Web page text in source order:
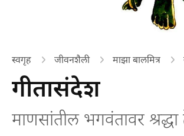
स्वगृह जीवनशैली माझा बालमित्र
गीतासंदेश
माणसांतील भगवंतावर श्रद्धा